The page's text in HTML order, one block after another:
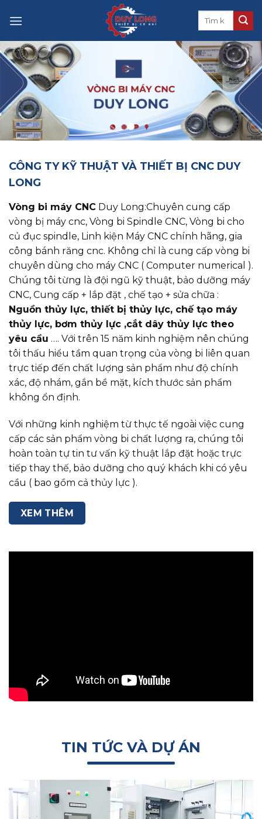
CÔNG TY KỸ THUẬT VÀ THIẾT BỊ CNC DUY
LONG
Vòng bi máy CNC Duy Long:Chuyên cung cấp
vòng bị máy cnc, ​​​​​​​Vòng bi Spindle CNC, Vòng bi cho
củ đục spindle, Linh kiện Máy CNC chính hãng, gia
công bánh răng cnc. Không chỉ là cung cấp vòng bi
chuyên dùng cho máy CNC ( Computer numerical ).
Chúng tôi từng là đội ngũ kỹ thuật, bảo dưỡng máy
CNC, Cung cấp + lắp đặt , chế tạo + sửa chữa :
Nguồn thủy lực, thiết bị thủy lực, chế tạo máy
thủy lực, bơm thủy lực ,cắt dây thủy lực theo
yêu cầu …. Với trên 15 năm kinh nghiệm nên chúng
tôi thấu hiểu tầm quan trọng của vòng bi liên quan
trực tiếp đến chất lượng sản phẩm như độ chính
xác, độ nhám, gắn bề mặt, kích thước sản phẩm
không ổn định.
Với những kinh nghiệm từ thực tế ngoài việc cung
cấp các sản phẩm vòng bi chất lượng ra, chúng tôi
hoàn toàn tự tin tư vấn kỹ thuật lắp đặt hoặc trực
tiếp thay thế, bảo dưỡng cho quý khách khi có yêu
cầu ( bao gồm cả thủy lực ).
XEM THÊM
TIN TỨC VÀ DỰ ÁN